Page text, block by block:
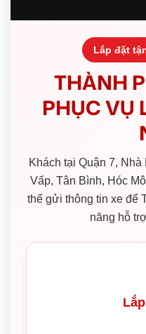
Lắp đặt
THÀNH
PHỤC VỤ
Khách tại Quận 7,
Vấp, Tân Bình, Hóc
thể gửi thông tin xe để
năng hỗ